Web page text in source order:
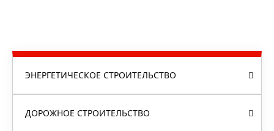
ЭНЕРГЕТИЧЕСКОЕ СТРОИТЕЛЬСТВО
ДОРОЖНОЕ СТРОИТЕЛЬСТВО